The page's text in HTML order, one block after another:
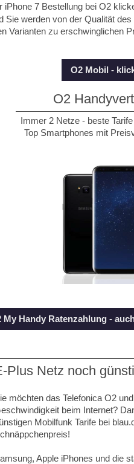
iPhone 7 Bestellung bei O2
Sie werden von der Qualität
Varianten zu erschwinglichen
O2 Mobil -
O2
Immer 2 Netze - beste
Top Smartphones mit
My Handy Ratenzahlung -
Plus Netz noch
möchten das Telefonica O2
beim Internet?
Mobilfunk Tarife bei
Apple iPhones und die